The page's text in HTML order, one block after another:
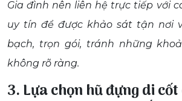
Gia đình nên liên hệ trực tiếp với
uy tín để được khảo sát tận nơi
bạch, trọn gói, tránh những
không rõ ràng.
3. Lựa chọn hũ đựng di